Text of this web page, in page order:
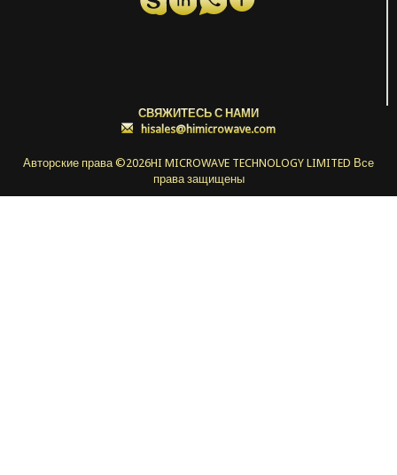
СВЯЖИТЕСЬ С НАМИ
hisales@himicrowave.com
Авторские права ©2026HI MICROWAVE TECHNOLOGY LIMITED Все
права защищены